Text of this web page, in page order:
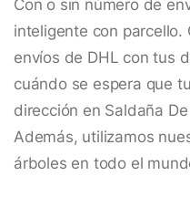
Con o sin número de
inteligente con parcello.
envíos de DHL con tus
cuándo se espera que
dirección en Saldaña
Además, utilizamos
árboles en todo el